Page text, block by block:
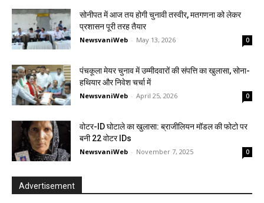
सोनीपत में आज तय होगी चुनावी तस्वीर, मतगणना को लेकर
प्रशासन पूरी तरह तैयार
NewsvaniWeb - May 13, 2026 0
पंचकूला मेयर चुनाव में उम्मीदवारों की संपत्ति का खुलासा, सोना-
हथियार और निवेश चर्चा में
NewsvaniWeb - April 25, 2026 0
वोटर-ID घोटाले का खुलासा: ब्राजीलियन मॉडल की फोटो पर
बनी 22 वोटर IDs
NewsvaniWeb - November 7, 2025 0
Advertisement